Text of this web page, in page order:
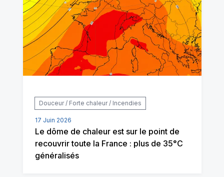
Douceur / Forte chaleur / Incendies
17 Juin 2026
Le dôme de chaleur est sur le point de
recouvrir toute la France : plus de 35°C
généralisés